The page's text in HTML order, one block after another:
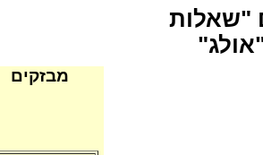
"שאלות
מבזקים